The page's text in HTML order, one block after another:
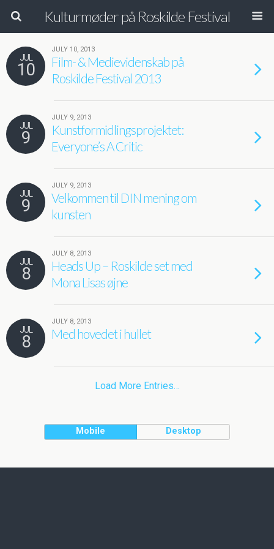
Kulturmøder på Roskilde Festival
JUL
10
JULY 10, 2013
Film- & Medievidenskab på
Roskilde Festival 2013
JUL
9
JULY 9, 2013
Kunstformidlingsprojektet:
Everyone’s A Critic
JUL
9
JULY 9, 2013
Velkommen til DIN mening om
kunsten
JUL
8
JULY 8, 2013
Heads Up – Roskilde set med
Mona Lisas øjne
JUL
8
JULY 8, 2013
Med hovedet i hullet
Load More Entries…
Mobile Desktop